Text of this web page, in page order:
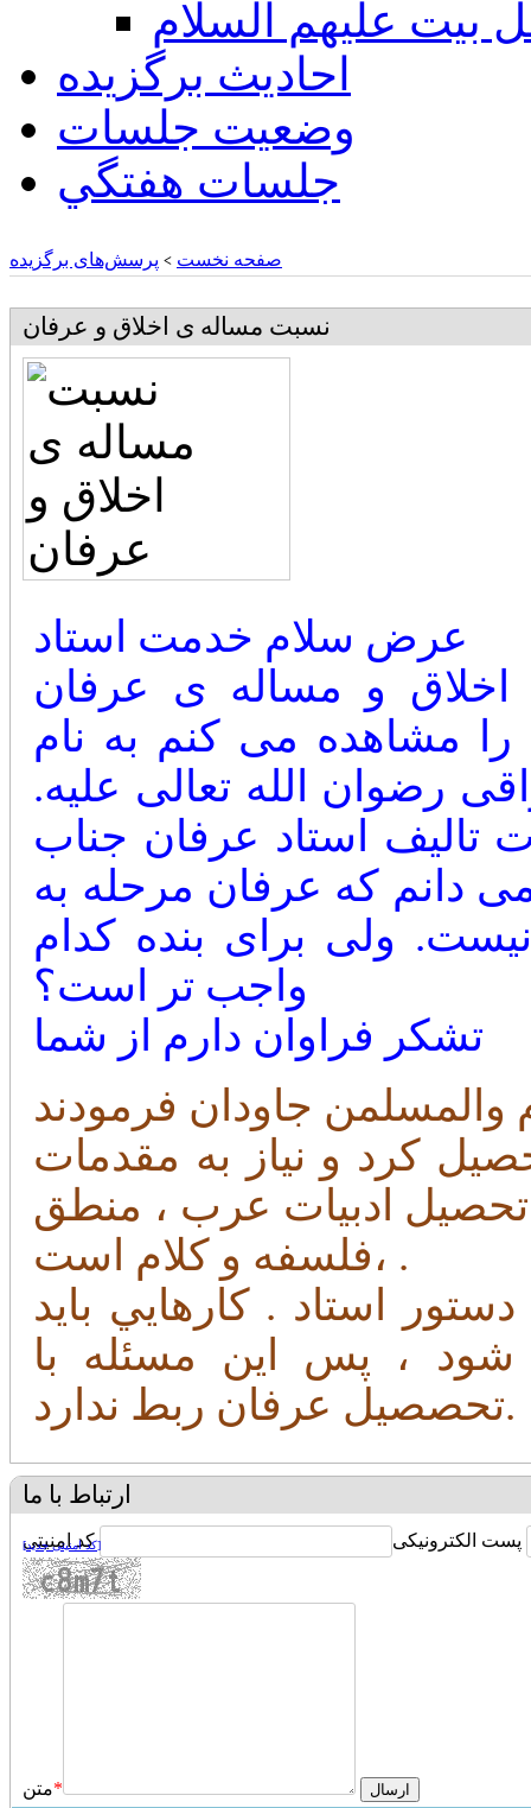
بيت عليهم السلام
احادیث برگزیده
وضعیت جلسات
جلسات هفتگي
صفحه نخست > پرسش‌های برگزیده
نسبت مساله ی اخلاق و عرفان
عرض سلام خدمت استاد
و مساله ی عرفان
را مشاهده می کنم به نام
رضوان الله تعالی علیه.
تالیف استاد عرفان جناب
دانم که عرفان مرحله به
ولی برای بنده کدام
واجب تر است؟
تشکر فراوان دارم از شما
كرد و نياز به مقدمات
تحصيل ادبيات عرب ، منطق
،فلسفه و كلام است .
استاد . كارهايي بايد
شود ، پس اين مسئله با
تحصصيل عرفان ربط ندارد.
ارتباط با ما
پست الکترونیکی کد امنیتی[کد امنیتی جدید]
متن*